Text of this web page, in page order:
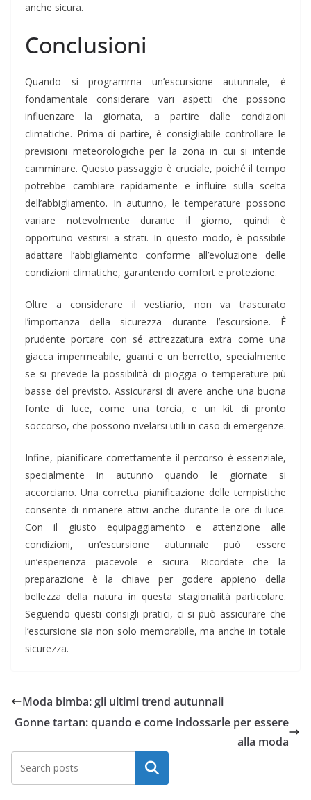
anche sicura.
Conclusioni
Quando si programma un’escursione autunnale, è
fondamentale considerare vari aspetti che possono
influenzare la giornata, a partire dalle condizioni
climatiche. Prima di partire, è consigliabile controllare le
previsioni meteorologiche per la zona in cui si intende
camminare. Questo passaggio è cruciale, poiché il tempo
potrebbe cambiare rapidamente e influire sulla scelta
dell’abbigliamento. In autunno, le temperature possono
variare notevolmente durante il giorno, quindi è
opportuno vestirsi a strati. In questo modo, è possibile
adattare l’abbigliamento conforme all’evoluzione delle
condizioni climatiche, garantendo comfort e protezione.
Oltre a considerare il vestiario, non va trascurato
l’importanza della sicurezza durante l’escursione. È
prudente portare con sé attrezzatura extra come una
giacca impermeabile, guanti e un berretto, specialmente
se si prevede la possibilità di pioggia o temperature più
basse del previsto. Assicurarsi di avere anche una buona
fonte di luce, come una torcia, e un kit di pronto
soccorso, che possono rivelarsi utili in caso di emergenze.
Infine, pianificare correttamente il percorso è essenziale,
specialmente in autunno quando le giornate si
accorciano. Una corretta pianificazione delle tempistiche
consente di rimanere attivi anche durante le ore di luce.
Con il giusto equipaggiamento e attenzione alle
condizioni, un’escursione autunnale può essere
un’esperienza piacevole e sicura. Ricordate che la
preparazione è la chiave per godere appieno della
bellezza della natura in questa stagionalità particolare.
Seguendo questi consigli pratici, ci si può assicurare che
l’escursione sia non solo memorabile, ma anche in totale
sicurezza.
Moda bimba: gli ultimi trend autunnali
Gonne tartan: quando e come indossarle per essere
alla moda
Cerca